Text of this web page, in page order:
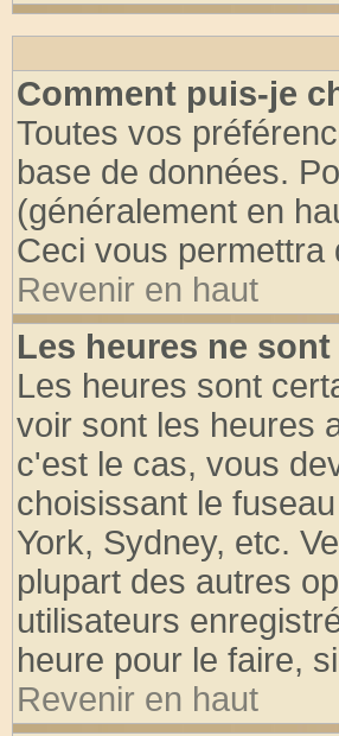
Comment puis-je
Toutes vos
base de données.
(généralement en
Ceci vous
Revenir en haut
Les heures ne
Les heures sont
voir sont les heures
c'est le cas, vous
choisissant le
York, Sydney, etc.
plupart des autres
utilisateurs
heure pour le faire,
Revenir en haut